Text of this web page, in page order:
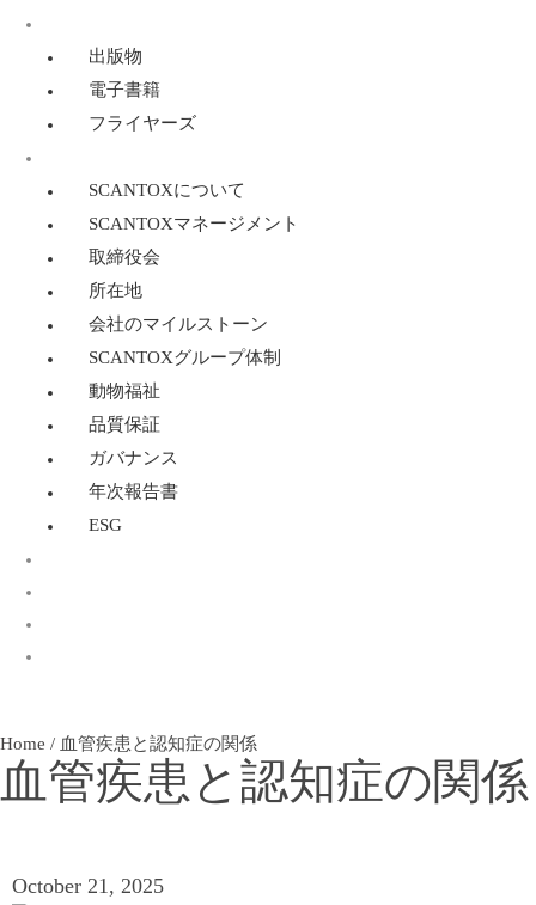
出版物
電子書籍
フライヤーズ
SCANTOXについて
SCANTOXマネージメント
取締役会
所在地
会社のマイルストーン
SCANTOXグループ体制
動物福祉
品質保証
ガバナンス
年次報告書
ESG
Home / 血管疾患と認知症の関係
血管疾患と認知症の関係
October 21, 2025